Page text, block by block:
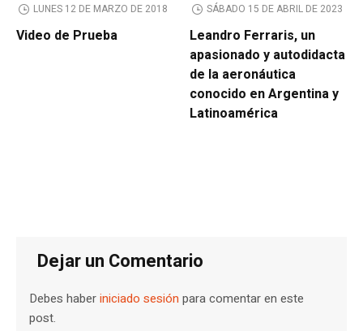
LUNES 12 DE MARZO DE 2018
Video de Prueba
SÁBADO 15 DE ABRIL DE 2023
Leandro Ferraris, un
apasionado y autodidacta
de la aeronáutica
conocido en Argentina y
Latinoamérica
Dejar un Comentario
Debes haberiniciado sesión para comentar en este
post.